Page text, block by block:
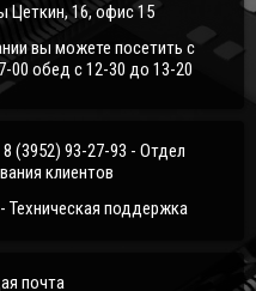
Цеткин, 16, офис 15
вы можете посетить с
00 обед с 12-30 до 13-20
(3952) 93-27-93 - Отдел
клиентов
Техническая поддержка
почта